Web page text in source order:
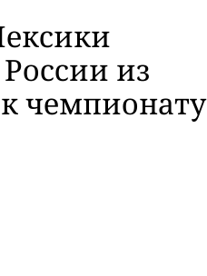
из
чемпионату